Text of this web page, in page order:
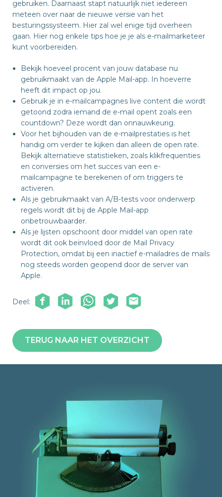
gebruiken. Daarnaast stapt natuurlijk niet iedereen
meteen over naar de nieuwe versie van het
besturingssysteem. Hier zal wel enige tijd overheen
gaan. Hier nog enkele tips hoe je je als e-mailmarketeer
kunt voorbereiden.
Bekijk hoeveel procent van jouw database nu
gebruikmaakt van de Apple Mail-app. In hoeverre
heeft dit impact op jou.
Gebruik je in e-mailcampagnes live content die wordt
getoond zodra iemand de e-mail opent zoals een
countdown? Deze wordt dan onnauwkeurig.
Voor het bijhouden van de e-mailprestaties is het
handig om verder te kijken dan alleen de open rate.
Bekijk alternatieve statistieken, zoals klikfrequenties
en conversies om het succes van een e-
mailcampagne te berekenen of om triggers te
activeren.
Als je gebruikmaakt van A/B-tests voor onderwerp
regels wordt dit bij de Apple Mail-app
onbetrouwbaarder.
Als je lijsten opschoont door middel van open rate
wordt dit ook beïnvloed door de Mail Privacy
Protection, omdat bij een inactief e-mailadres de mails
nog steeds worden geopend door de server van
Apple.
Deel:
TERUG NAAR HET OVERZICHT